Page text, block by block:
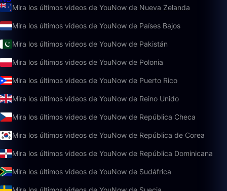
Mira los últimos videos de YouNow de Nueva Zelanda
Mira los últimos videos de YouNow de Países Bajos
Mira los últimos videos de YouNow de Pakistán
Mira los últimos videos de YouNow de Polonia
Mira los últimos videos de YouNow de Puerto Rico
Mira los últimos videos de YouNow de Reino Unido
Mira los últimos videos de YouNow de República Checa
Mira los últimos videos de YouNow de República de Corea
Mira los últimos videos de YouNow de República Dominicana
Mira los últimos videos de YouNow de Sudáfrica